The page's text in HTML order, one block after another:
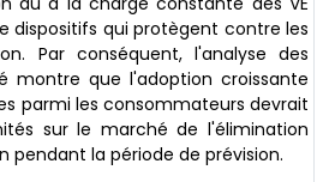
dispositifs qui protègent contre les
Par conséquent, l'analyse des
montre que l'adoption croissante
parmi les consommateurs devrait
sur le marché de l'élimination
pendant la période de prévision.